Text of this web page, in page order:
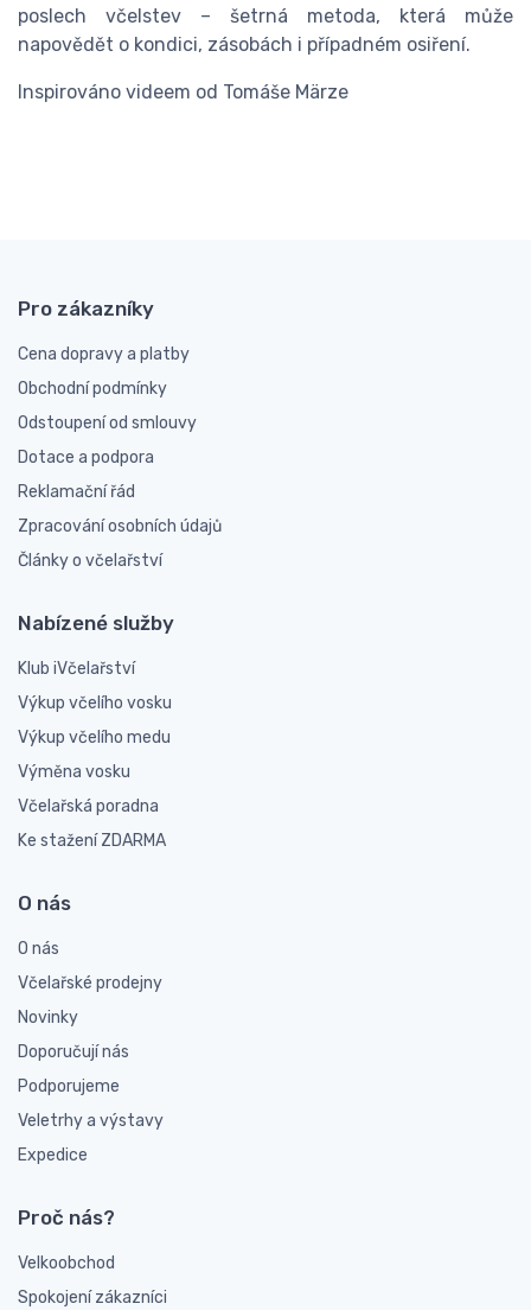
poslech včelstev – šetrná metoda, která může
napovědět o kondici, zásobách i případném osiření.
Inspirováno videem od Tomáše Märze
Pro zákazníky
Cena dopravy a platby
Obchodní podmínky
Odstoupení od smlouvy
Dotace a podpora
Reklamační řád
Zpracování osobních údajů
Články o včelařství
Nabízené služby
Klub iVčelařství
Výkup včelího vosku
Výkup včelího medu
Výměna vosku
Včelařská poradna
Ke stažení ZDARMA
O nás
O nás
Včelařské prodejny
Novinky
Doporučují nás
Podporujeme
Veletrhy a výstavy
Expedice
Proč nás?
Velkoobchod
Spokojení zákazníci